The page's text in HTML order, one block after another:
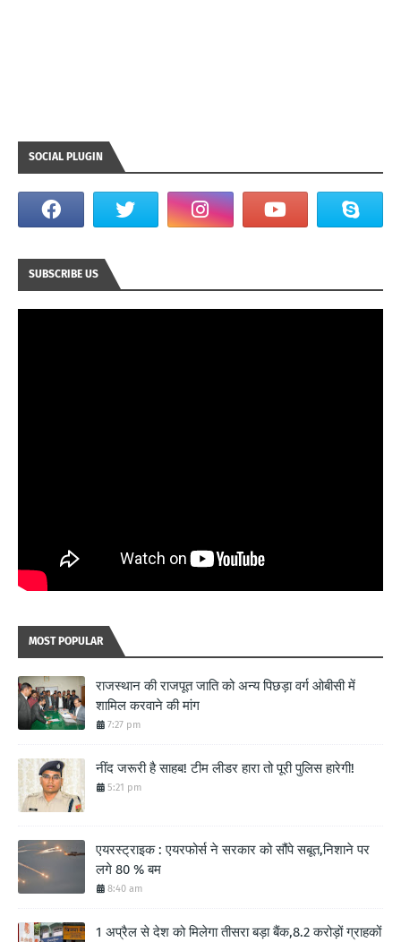
SOCIAL PLUGIN
SUBSCRIBE US
MOST POPULAR
राजस्थान की राजपूत जाति को अन्य पिछड़ा वर्ग ओबीसी में
शामिल करवाने की मांग
7:27 pm
नींद जरूरी है साहब! टीम लीडर हारा तो पूरी पुलिस हारेगी!
5:21 pm
एयरस्ट्राइक : एयरफोर्स ने सरकार को सौंपे सबूत,निशाने पर
लगे 80 % बम
8:40 am
1 अप्रैल से देश को मिलेगा तीसरा बड़ा बैंक,8.2 करोड़ों ग्राहकों